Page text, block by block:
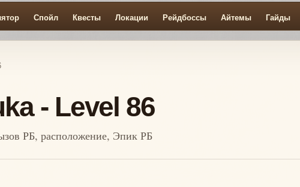
Спойл Квесты Локации Рейдбоссы Айтемы Гайды
- Level 86
РБ, расположение, Эпик РБ